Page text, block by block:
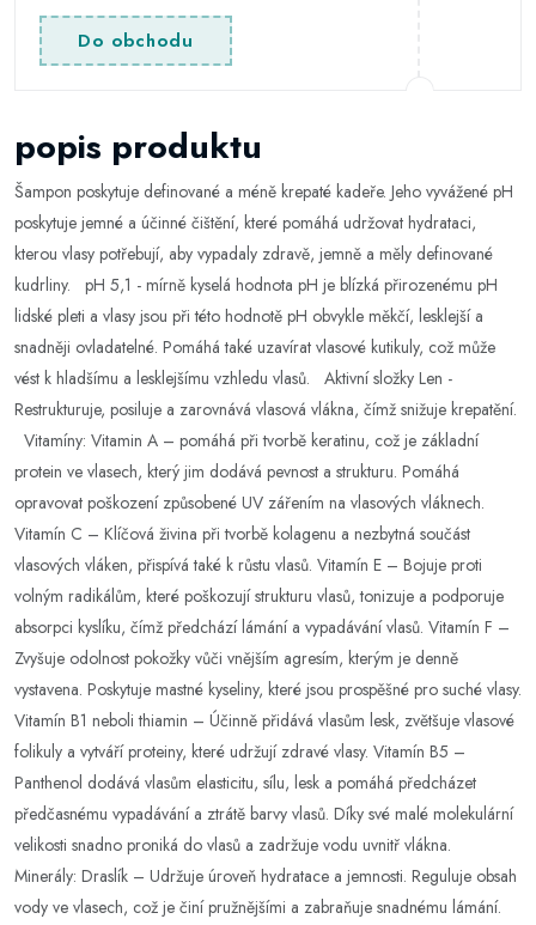
Do obchodu
popis produktu
Šampon poskytuje definované a méně krepaté kadeře. Jeho vyvážené pH
poskytuje jemné a účinné čištění, které pomáhá udržovat hydrataci,
kterou vlasy potřebují, aby vypadaly zdravě, jemně a měly definované
kudrliny. pH 5,1 - mírně kyselá hodnota pH je blízká přirozenému pH
lidské pleti a vlasy jsou při této hodnotě pH obvykle měkčí, lesklejší a
snadněji ovladatelné. Pomáhá také uzavírat vlasové kutikuly, což může
vést k hladšímu a lesklejšímu vzhledu vlasů. Aktivní složky Len -
Restrukturuje, posiluje a zarovnává vlasová vlákna, čímž snižuje krepatění.
Vitamíny: Vitamin A – pomáhá při tvorbě keratinu, což je základní
protein ve vlasech, který jim dodává pevnost a strukturu. Pomáhá
opravovat poškození způsobené UV zářením na vlasových vláknech.
Vitamín C – Klíčová živina při tvorbě kolagenu a nezbytná součást
vlasových vláken, přispívá také k růstu vlasů. Vitamín E – Bojuje proti
volným radikálům, které poškozují strukturu vlasů, tonizuje a podporuje
absorpci kyslíku, čímž předchází lámání a vypadávání vlasů. Vitamín F –
Zvyšuje odolnost pokožky vůči vnějším agresím, kterým je denně
vystavena. Poskytuje mastné kyseliny, které jsou prospěšné pro suché vlasy.
Vitamín B1 neboli thiamin – Účinně přidává vlasům lesk, zvětšuje vlasové
folikuly a vytváří proteiny, které udržují zdravé vlasy. Vitamín B5 –
Panthenol dodává vlasům elasticitu, sílu, lesk a pomáhá předcházet
předčasnému vypadávání a ztrátě barvy vlasů. Díky své malé molekulární
velikosti snadno proniká do vlasů a zadržuje vodu uvnitř vlákna.
Minerály: Draslík – Udržuje úroveň hydratace a jemnosti. Reguluje obsah
vody ve vlasech, což je činí pružnějšími a zabraňuje snadnému lámání.